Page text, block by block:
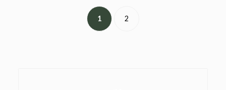
1 2